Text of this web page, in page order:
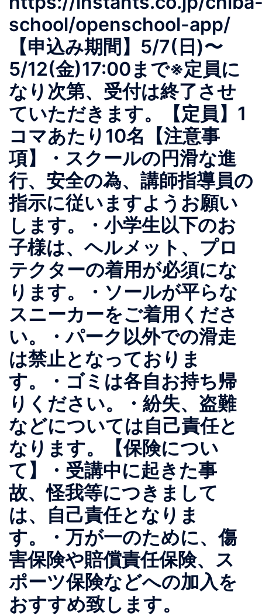
school/openschool-app/
【申込み期間】5/7(日)〜
5/12(金)17:00まで※定員に
なり次第、受付は終了させ
ていただきます。【定員】1
コマあたり10名【注意事
項】・スクールの円滑な進
行、安全の為、講師指導員の
指示に従いますようお願い
します。・小学生以下のお
子様は、ヘルメット、プロ
テクターの着用が必須にな
ります。・ソールが平らな
スニーカーをご着用くださ
い。・パーク以外での滑走
は禁止となっておりま
す。・ゴミは各自お持ち帰
りください。・紛失、盗難
などについては自己責任と
なります。【保険につい
て】・受講中に起きた事
故、怪我等につきまして
は、自己責任となりま
す。・万が一のために、傷
害保険や賠償責任保険、ス
ポーツ保険などへの加入を
おすすめ致します。